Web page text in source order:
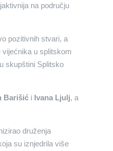
na području
pozitivnih stvari, a
vijećnika u splitskom
skupštini Splitsko
Barišić iIvana Ljulj, a
druženja
su iznjedrila više